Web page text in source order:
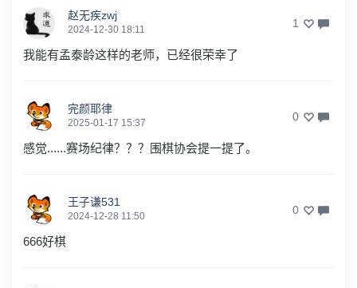
赵无疾zwj
2024-12-30 18:11 1
我能有孟泰龄这样的老师，已经很荣幸了
完颜耶律
2025-01-17 15:37 0
感觉......赛场纪律？？？围棋协会提一提了。
王子谦531
2024-12-28 11:50 0
666好棋